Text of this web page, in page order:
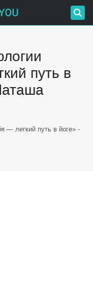
путь в
— легкий путь в йоге» -